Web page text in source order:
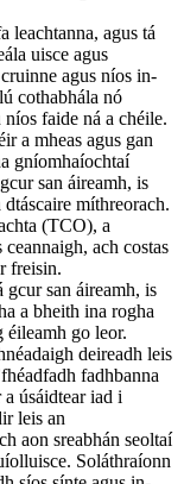
leachtanna, agus tá
uisce agus
agus níos in-
cothabhála nó
faide ná a chéile.
a mheas agus gan
gníomhaíochtaí
san áireamh, is
míthreorach.
(TCO), a
ach costas
freisin.
gcur san áireamh, is
a bheith ina rogha
éileamh go leor.
deireadh leis
fadhbanna
úsáidtear iad i
leis an
aon sreabhán seoltaí
Soláthraíonn